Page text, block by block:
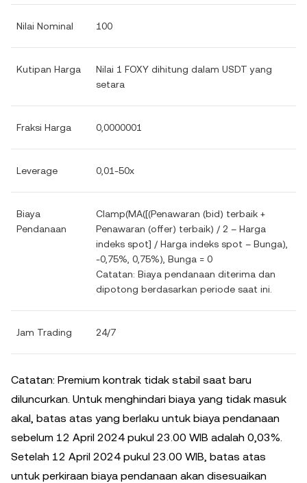
Nilai Nominal 100
Kutipan Harga
Nilai 1 FOXY dihitung dalam USDT yang
setara
Fraksi Harga 0,0000001
Leverage 0,01-50x
Biaya
Pendanaan
Clamp(MA([(Penawaran (bid) terbaik +
Penawaran (offer) terbaik) / 2 – Harga
indeks spot] / Harga indeks spot – Bunga),
-0,75%, 0,75%), Bunga = 0
Catatan: Biaya pendanaan diterima dan
dipotong berdasarkan periode saat ini.
Jam Trading 24/7
Catatan: Premium kontrak tidak stabil saat baru
diluncurkan. Untuk menghindari biaya yang tidak masuk
akal, batas atas yang berlaku untuk biaya pendanaan
sebelum 12 April 2024 pukul 23.00 WIB adalah 0,03%.
Setelah 12 April 2024 pukul 23.00 WIB, batas atas
untuk perkiraan biaya pendanaan akan disesuaikan